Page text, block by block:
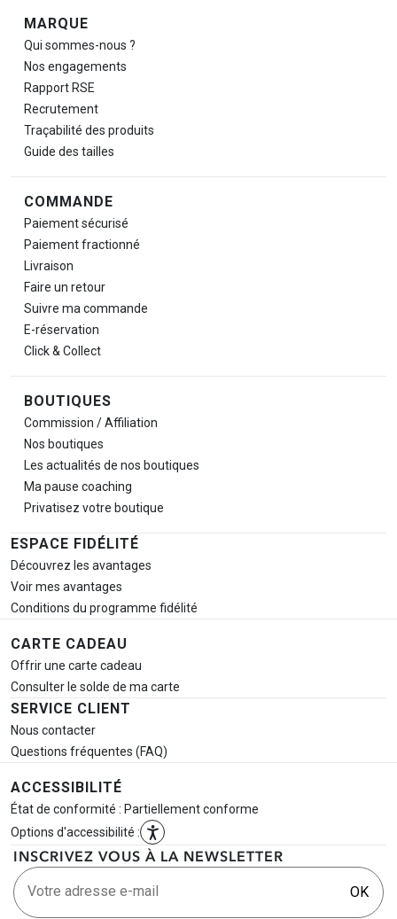
Navigation de pied de page
MARQUE
Qui sommes-nous ?
Nos engagements
Rapport RSE
Recrutement
Traçabilité des produits
Guide des tailles
COMMANDE
Paiement sécurisé
Paiement fractionné
Livraison
Faire un retour
Suivre ma commande
E-réservation
Click & Collect
BOUTIQUES
Commission / Affiliation
Nos boutiques
Les actualités de nos boutiques
Ma pause coaching
Privatisez votre boutique
ESPACE FIDÉLITÉ
Découvrez les avantages
Voir mes avantages
Conditions du programme fidélité
CARTE CADEAU
Offrir une carte cadeau
Consulter le solde de ma carte
SERVICE CLIENT
Nous contacter
Questions fréquentes (FAQ)
ACCESSIBILITÉ
État de conformité : Partiellement conforme
Options d'accessibilité :
INSCRIVEZ VOUS À LA NEWSLETTER
Votre adresse e-mail OK